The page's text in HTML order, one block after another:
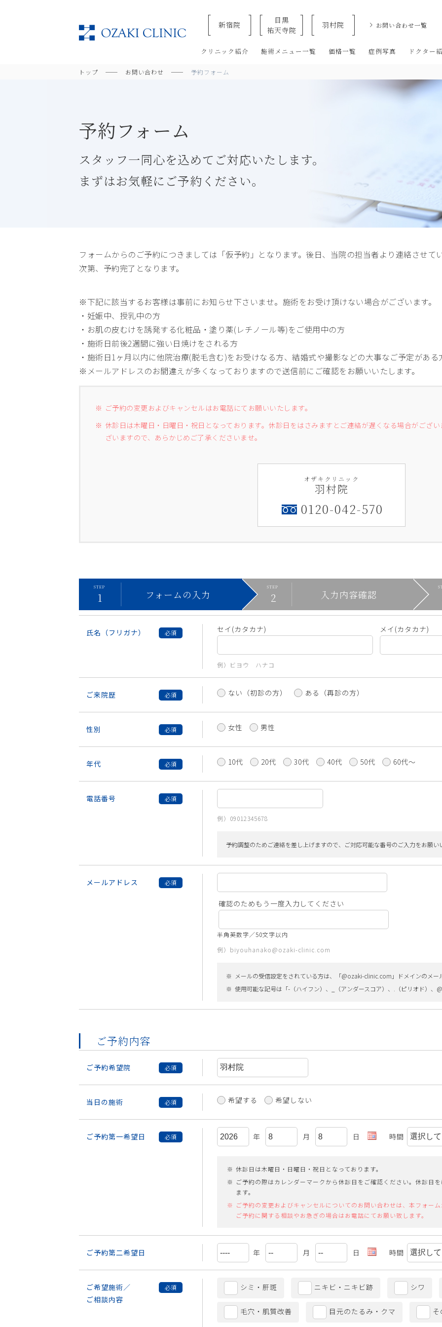
美容クリニックなら美容整形・美容外科・美容皮膚科のオザキクリ
新宿院
目黒
祐天寺院
羽村院 お問い合わせ一覧
クリニック紹介 施術メニュー一覧 価格一覧 症例写真 ドクター
トップ お問い合わせ 予約フォーム
予約フォーム
スタッフ一同心を込めてご対応いたします。
まずはお気軽にご予約ください。
フォームからのご予約につきましては「仮予約」となります。後日、当院の担当者より連絡させて
次第、予約完了となります。
※下記に該当するお客様は事前にお知らせ下さいませ。施術をお受け頂けない場合がございます。
・妊娠中、授乳中の方
・お肌の皮むけを誘発する化粧品・塗り薬(レチノール等)をご使用中の方
・施術日前後2週間に強い日焼けをされる方
・施術日1ヶ月以内に他院治療(脱毛含む)をお受けなる方、結婚式や撮影などの大事なご予定がある
※メールアドレスのお間違えが多くなっておりますので送信前にご確認をお願いいたします。
ご予約の変更およびキャンセルはお電話にてお願いいたします。
休診日は木曜日・日曜日・祝日となっております。休診日をはさみますとご連絡が遅くなる場合がござ
ざいますので、あらかじめご了承くださいませ。
オザキクリニック
羽村院
0120-042-570
フォームの 入力 入力内容確認
氏名（フリガナ） セイ(カタカナ) メイ(カタカナ)
例）ビヨウ ハナコ
ご来院歴 ない（初診の方） ある（再診の方）
性別 女性 男性
年代 10代 20代 30代 40代 50代 60代〜
電話番号
例）09012345678
予約調整のためご連絡を差し上げますので、ご対応可能な番号のご入力をお願い
メールアドレス
確認のためもう一度入力してください
半角英数字／50文字以内
例）biyouhanako@ozaki-clinic.com
メールの受信設定をされている方は、「@ozaki-clinic.com」ドメインのメー
使用可能な記号は「-（ハイフン）、_（アンダースコア）、.（ピリオド）、
ご予約内容
ご予約希望院
当日の施術 希望する 希望しない
ご予約第一希望日 年 月 日 時間
休診日は木曜日・日曜日・祝日となっております。
ご予約の際はカレンダーマークから休診日をご確認ください。休診日
ます。
ご予約の変更およびキャンセルについてのお問い合わせは、本フォーム
ご予約に関する相談やお急ぎの場合はお電話にてお願い致します。
ご予約第二希望日 年 月 日 時間
ご希望施術／
ご相談内容
シミ・肝斑 ニキビ・ニキビ跡 シワ
毛穴・肌質改善 目元のたるみ・クマ そ